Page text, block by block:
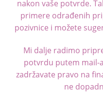
nakon vaše potvrde.
primere odrađenih
pozivnice i možete
Mi dalje radimo
potvrdu putem mail-
zadržavate pravo na
ne